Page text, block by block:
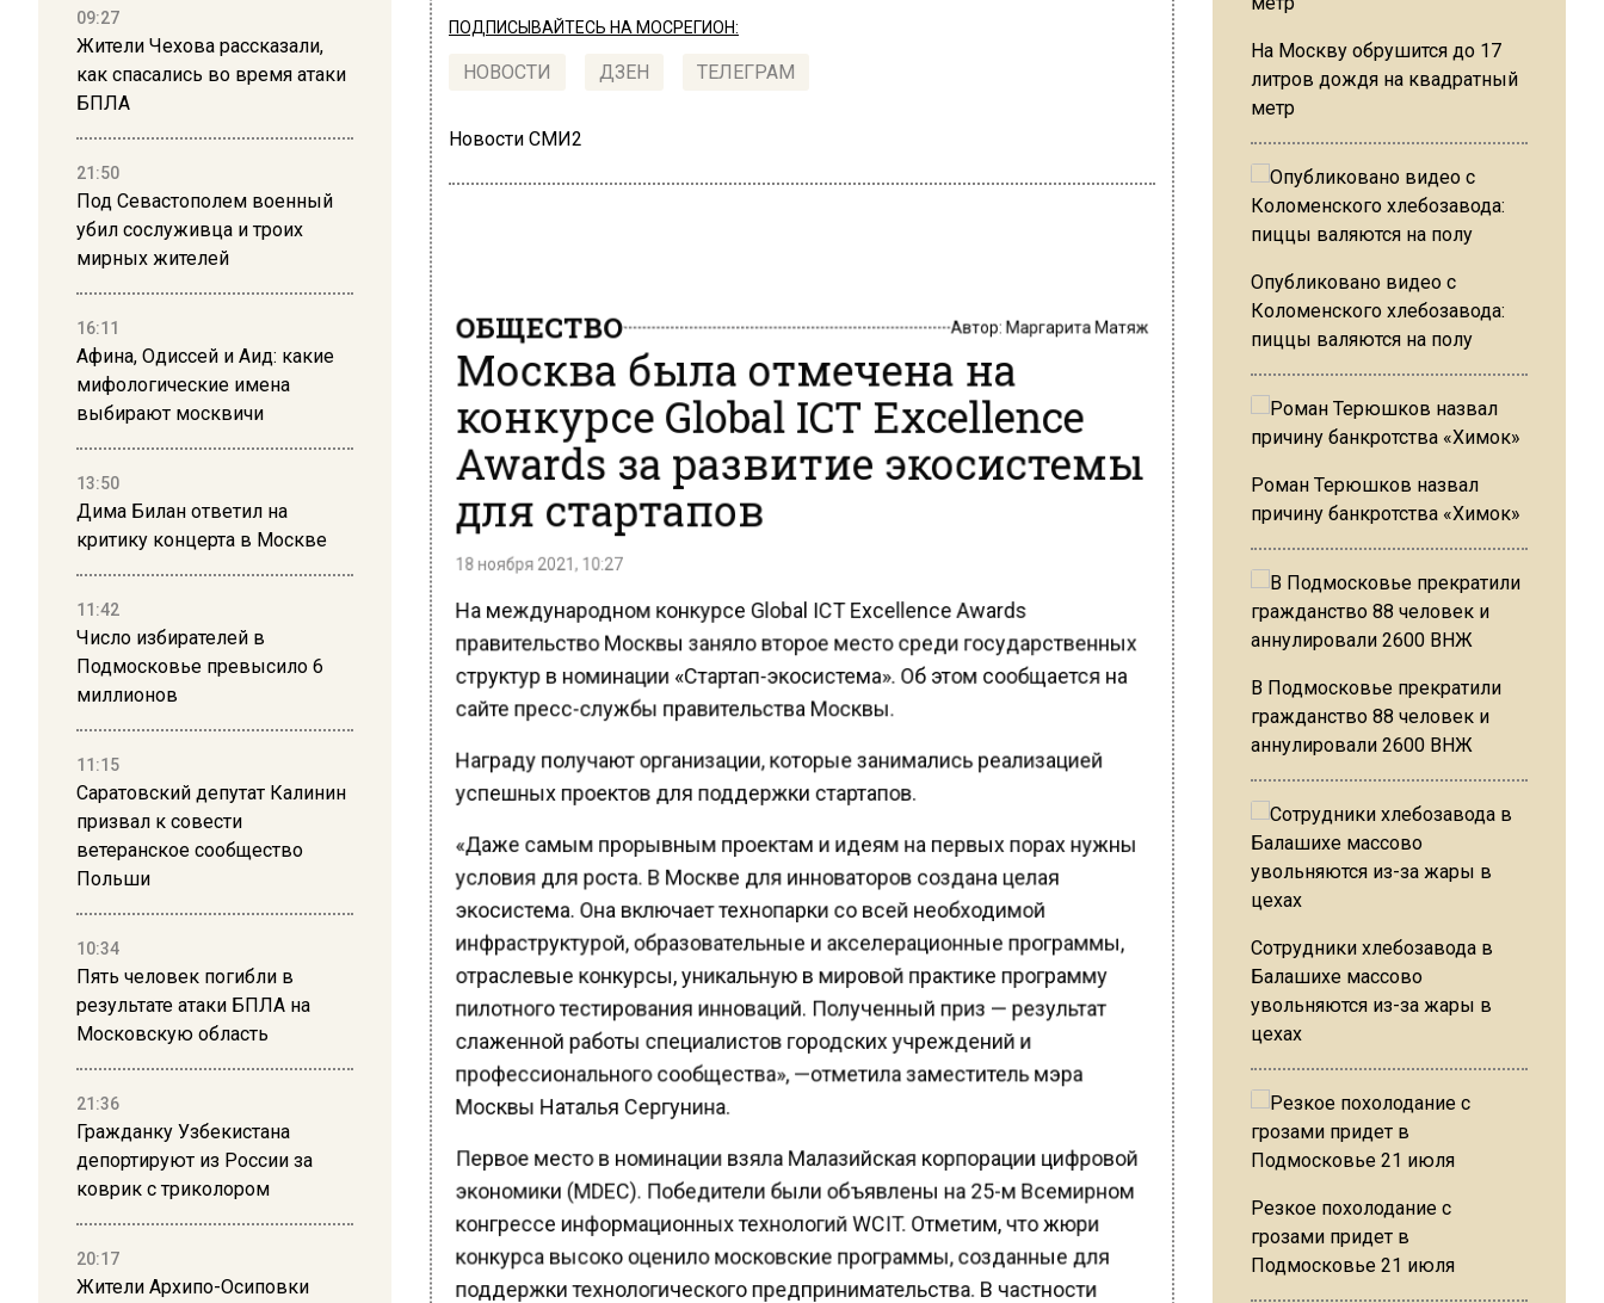
09:27
Жители Чехова рассказали,
как спасались во время атаки
БПЛА
21:50
Под Севастополем военный
убил сослуживца и троих
мирных жителей
16:11
Афина, Одиссей и Аид: какие
мифологические имена
выбирают москвичи
13:50
Дима Билан ответил на
критику концерта в Москве
11:42
Число избирателей в
Подмосковье превысило 6
миллионов
11:15
Саратовский депутат Калинин
призвал к совести
ветеранское сообщество
Польши
10:34
Пять человек погибли в
результате атаки БПЛА на
Московскую область
21:36
Гражданку Узбекистана
депортируют из России за
коврик с триколором
20:17
Жители Архипо-Осиповки
ПОДПИСЫВАЙТЕСЬ НА МОСРЕГИОН:
НОВОСТИ ДЗЕН ТЕЛЕГРАМ
Новости СМИ2
ОБЩЕСТВО
Москва была отмечена на
конкурсе Global ICT Excellence
Awards за развитие экосистемы
для стартапов
На международном конкурсе Global ICT Excellence Awards
правительство Москвы заняло второе место среди государственных
структур в номинации «Стартап-экосистема». Об этом сообщается на
сайте пресс-службы правительства Москвы.
Награду получают организации, которые занимались реализацией
успешных проектов для поддержки стартапов.
«Даже самым прорывным проектам и идеям на первых порах нужны
условия для роста. В Москве для инноваторов создана целая
экосистема. Она включает технопарки со всей необходимой
инфраструктурой, образовательные и акселерационные программы,
отраслевые конкурсы, уникальную в мировой практике программу
пилотного тестирования инноваций. Полученный приз — результат
слаженной работы специалистов городских учреждений и
профессионального сообщества», —отметила заместитель мэра
Москвы Наталья Сергунина.
Первое место в номинации взяла Малазийская корпорации цифровой
экономики (MDEC). Победители были объявлены на 25-м Всемирном
конгрессе информационных технологий WCIT. Отметим, что жюри
конкурса высоко оценило московские программы, созданные для
поддержки технологического предпринимательства. В частности
На Москву обрушится до 17
литров дождя на квадратный
метр
Опубликовано видео с
Коломенского хлебозавода:
пиццы валяются на полу
Роман Терюшков назвал
причину банкротства «Химок»
В Подмосковье прекратили
гражданство 88 человек и
аннулировали 2600 ВНЖ
Сотрудники хлебозавода в
Балашихе массово
увольняются из-за жары в
цехах
Резкое похолодание с
грозами придет в
Подмосковье 21 июля